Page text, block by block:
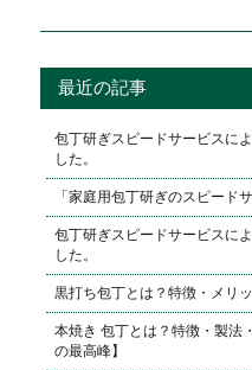
最近の記事
包丁研ぎスピードサービスに
した。
「家庭用包丁研ぎのスピード
包丁研ぎスピードサービスに
した。
黒打ち包丁とは？特徴・メリ
本焼き 包丁とは？特徴・製法
の最高峰】